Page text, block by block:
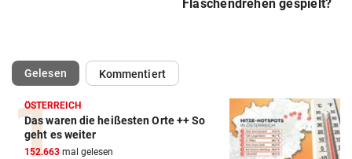
Flaschendrehen gespielt?
Gelesen(ausgewählt)Kommentiert
ÖSTERREICH
Das waren die heißesten Orte ++ So
geht es weiter
152.663 mal gelesen